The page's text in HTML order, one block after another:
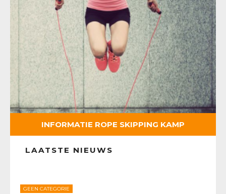
INFORMATIE ROPE SKIPPING KAMP
LAATSTE NIEUWS
GEEN CATEGORIE